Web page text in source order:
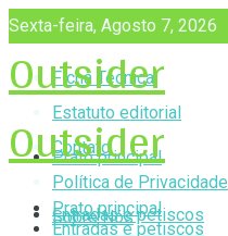
Sexta-feira, Agosto 7, 2026
Ficha Técnica
Estatuto editorial
Contato
Política de Privacidade
Sobre Nós
Outsider
Prato principal
Entradas e petiscos
Outsider
Prato principal
Entradas e petiscos